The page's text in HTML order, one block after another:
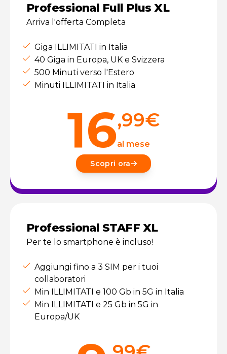
Professional Full Plus XL
Arriva l'offerta Completa
Giga ILLIMITATI in Italia
40 Giga in Europa, UK e Svizzera
500 Minuti verso l'Estero
Minuti ILLIMITATI in Italia
16,99€
al mese
Scopri ora
Professional STAFF XL
Per te lo smartphone è incluso!
Aggiungi fino a 3 SIM per i tuoi
collaboratori
Min ILLIMITATI e 100 Gb in 5G in Italia
Min ILLIMITATI e 25 Gb in 5G in
Europa/UK